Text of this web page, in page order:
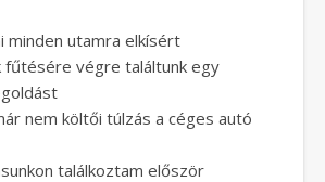
minden utamra elkísért
fűtésére végre találtunk egy
nem költői túlzás a céges autó
találkoztam először